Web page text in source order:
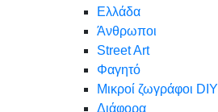
Ελλάδα
Άνθρωποι
Street Art
Φαγητό
Μικροί ζωγράφοι DIY
Διάφορα